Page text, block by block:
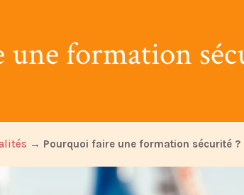
formation
→ Pourquoi faire une formation sécurité ?